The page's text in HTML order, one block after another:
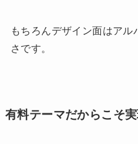
もちろんデザイン面はアル
さです。
有料テーマだからこそ